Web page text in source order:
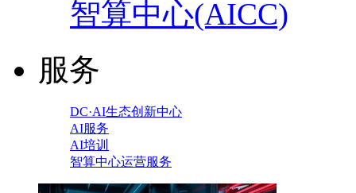
智算中心(AICC)
服务
DC·AI生态创新中心
AI服务
AI培训
智算中心运营服务